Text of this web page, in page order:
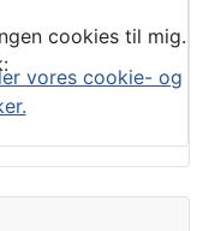
cookies til mig.
vores cookie- og